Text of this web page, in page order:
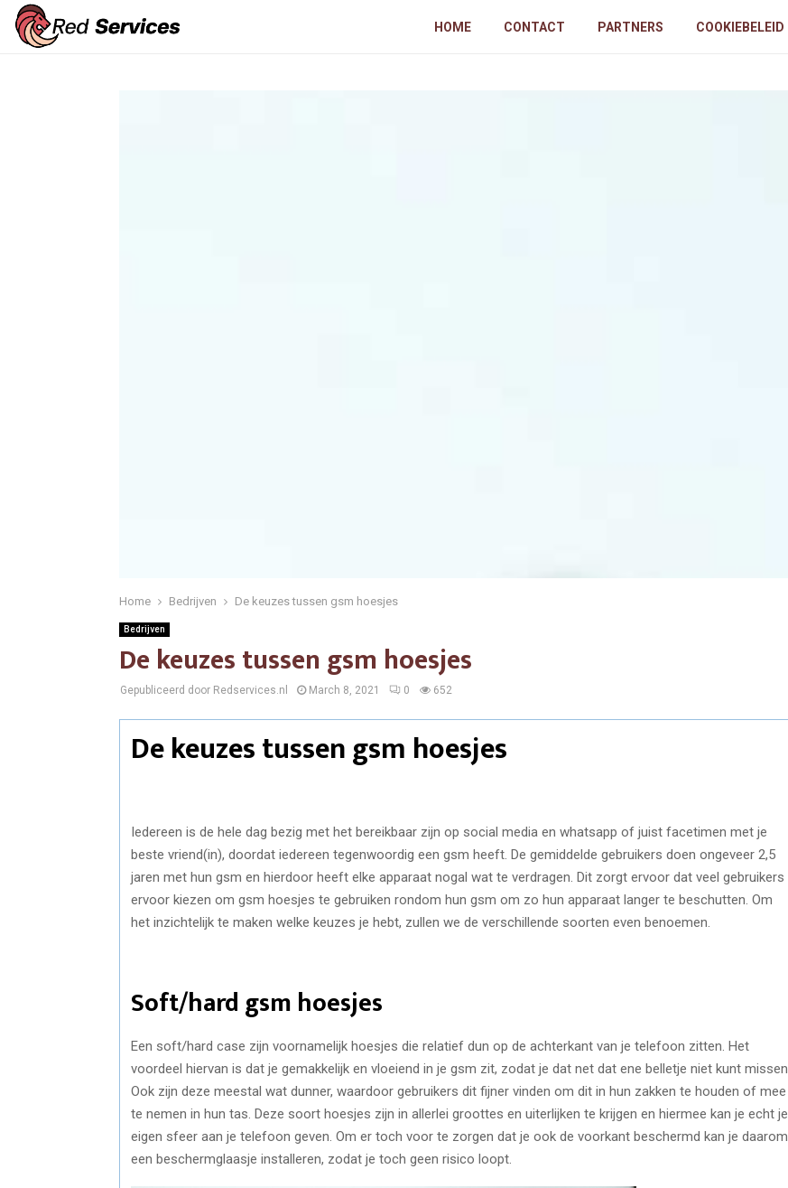
HOME CONTACT PARTNERS COOKIEBELEID
Home Bedrijven De keuzes tussen gsm hoesjes
Bedrijven
De keuzes tussen gsm hoesjes
Gepubliceerd door Redservices.nl March 8, 2021 0 652
De keuzes tussen gsm hoesjes
Iedereen is de hele dag bezig met het bereikbaar zijn op social media en whatsapp of juist facetimen met je
beste vriend(in), doordat iedereen tegenwoordig een gsm heeft. De gemiddelde gebruikers doen ongeveer 2,5
jaren met hun gsm en hierdoor heeft elke apparaat nogal wat te verdragen. Dit zorgt ervoor dat veel gebruikers
ervoor kiezen om gsm hoesjes te gebruiken rondom hun gsm om zo hun apparaat langer te beschutten. Om
het inzichtelijk te maken welke keuzes je hebt, zullen we de verschillende soorten even benoemen.
Soft/hard gsm hoesjes
Een soft/hard case zijn voornamelijk hoesjes die relatief dun op de achterkant van je telefoon zitten. Het
voordeel hiervan is dat je gemakkelijk en vloeiend in je gsm zit, zodat je dat net dat ene belletje niet kunt missen.
Ook zijn deze meestal wat dunner, waardoor gebruikers dit fijner vinden om dit in hun zakken te houden of mee
te nemen in hun tas. Deze soort hoesjes zijn in allerlei groottes en uiterlijken te krijgen en hiermee kan je echt je
eigen sfeer aan je telefoon geven. Om er toch voor te zorgen dat je ook de voorkant beschermd kan je daarom
een beschermglaasje installeren, zodat je toch geen risico loopt.